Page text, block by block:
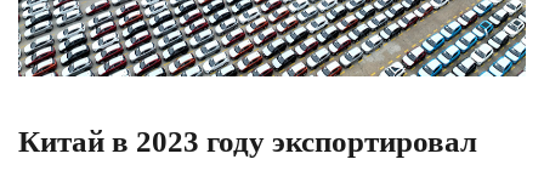
Китай в 2023 году экспортировал